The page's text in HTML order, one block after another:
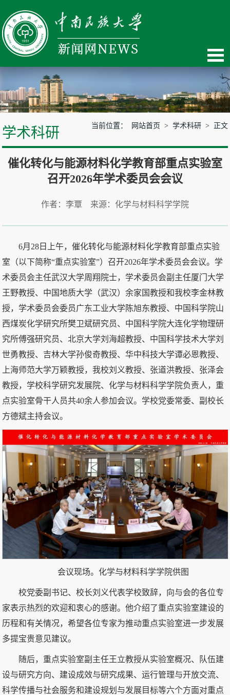
学术科研 当前位置： 网站首页 > 学术科研> 正文
催化转化与能源材料化学教育部重点实验室
召开2026年学术委员会会议
作者：李覃 来源：化学与材料科学学院
6月28日上午，催化转化与能源材料化学教育部重点实验
室（以下简称“重点实验室”）召开2026年学术委员会会议。学
术委员会主任武汉大学周翔院士，学术委员会副主任厦门大学
王野教授、中国地质大学（武汉）余家国教授和我校李金林教
授，学术委员会委员广东工业大学陈旭东教授、中国科学院山
西煤炭化学研究所樊卫斌研究员、中国科学院大连化学物理研
究所傅强研究员、北京大学刘海超教授、中国科学技术大学刘
世勇教授、吉林大学孙俊奇教授、华中科技大学谭必恩教授、
上海师范大学万颖教授，我校刘义教授、张道洪教授、张泽会
教授，学校科学研究发展院、化学与材料科学学院负责人，重
点实验室骨干人员共40余人参加会议。学校党委常委、副校长
方德斌主持会议。
会议现场。化学与材料科学学院供图
校党委副书记、校长刘义代表学校致辞，向与会的各位专
家表示热烈的欢迎和衷心的感谢。他介绍了重点实验室建设的
历程和有关情况，希望各位专家为推动重点实验室进一步发展
多提宝贵意见建议。
随后，重点实验室副主任王立教授从实验室概况、队伍建
设与研究方向、建设成效与研究成果、运行管理与开放交流、
科学传播与社会服务和建设规划与发展目标等六个方面对重点